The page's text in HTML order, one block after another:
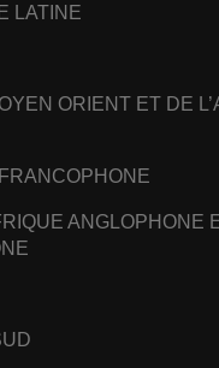
LATINE
ORIENT ET DE
ANGLOPHONE